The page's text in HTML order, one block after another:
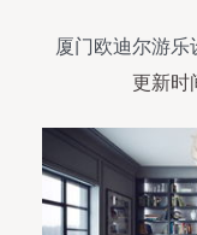
厦门欧迪尔游
更新时